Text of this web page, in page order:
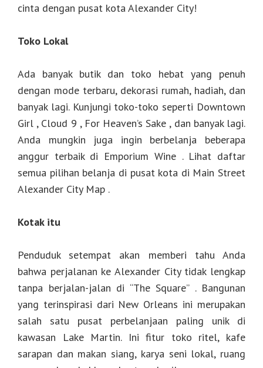
cinta dengan pusat kota Alexander City!
Toko Lokal
Ada banyak butik dan toko hebat yang penuh
dengan mode terbaru, dekorasi rumah, hadiah, dan
banyak lagi. Kunjungi toko-toko seperti Downtown
Girl , Cloud 9 , For Heaven’s Sake , dan banyak lagi.
Anda mungkin juga ingin berbelanja beberapa
anggur terbaik di Emporium Wine . Lihat daftar
semua pilihan belanja di pusat kota di Main Street
Alexander City Map .
Kotak itu
Penduduk setempat akan memberi tahu Anda
bahwa perjalanan ke Alexander City tidak lengkap
tanpa berjalan-jalan di “The Square” . Bangunan
yang terinspirasi dari New Orleans ini merupakan
salah satu pusat perbelanjaan paling unik di
kawasan Lake Martin. Ini fitur toko ritel, kafe
sarapan dan makan siang, karya seni lokal, ruang